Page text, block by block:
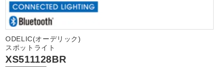
ODELIC(オーデリック)
スポットライト
XS511128BR